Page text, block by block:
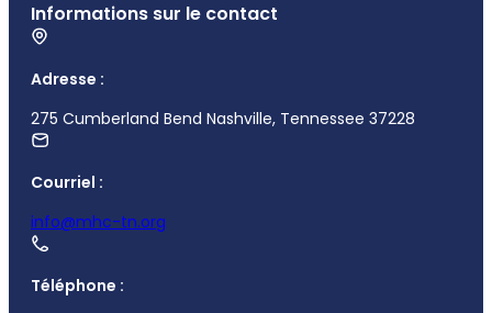
Informations sur le contact
Adresse :
275 Cumberland Bend Nashville, Tennessee 37228
Courriel :
info@mhc-tn.org
Téléphone :